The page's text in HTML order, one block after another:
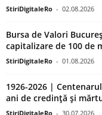
StiriDigitaleRo - 02.08.2026
Bursa de Valori
capitalizare de 100 de
StiriDigitaleRo - 01.08.2026
1926-2026 |
ani de credință și
StiriDigitaleRo - 30.07.2026